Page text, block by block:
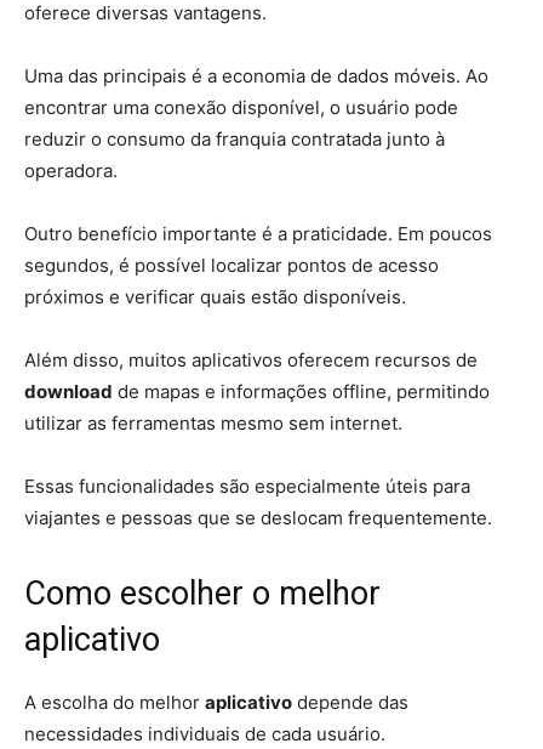
oferece diversas vantagens.
Uma das principais é a economia de dados móveis. Ao
encontrar uma conexão disponível, o usuário pode
reduzir o consumo da franquia contratada junto à
operadora.
Outro benefício importante é a praticidade. Em poucos
segundos, é possível localizar pontos de acesso
próximos e verificar quais estão disponíveis.
Além disso, muitos aplicativos oferecem recursos de
download de mapas e informações offline, permitindo
utilizar as ferramentas mesmo sem internet.
Essas funcionalidades são especialmente úteis para
viajantes e pessoas que se deslocam frequentemente.
Como escolher o melhor
aplicativo
A escolha do melhor aplicativo depende das
necessidades individuais de cada usuário.